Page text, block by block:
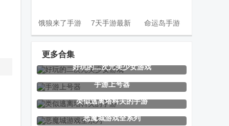
饿狼来了手游
7天手游最新
版
命运岛手游
战仙门游戏
穿越之姻缘劫
证道武破虚空
更多合集
好玩的二次元美少女游戏
手游上号器
类似逃离塔科夫的手游
恶魔城游戏全系列